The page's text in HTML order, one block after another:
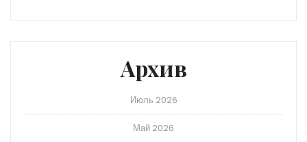
Архив
Июль 2026
Май 2026